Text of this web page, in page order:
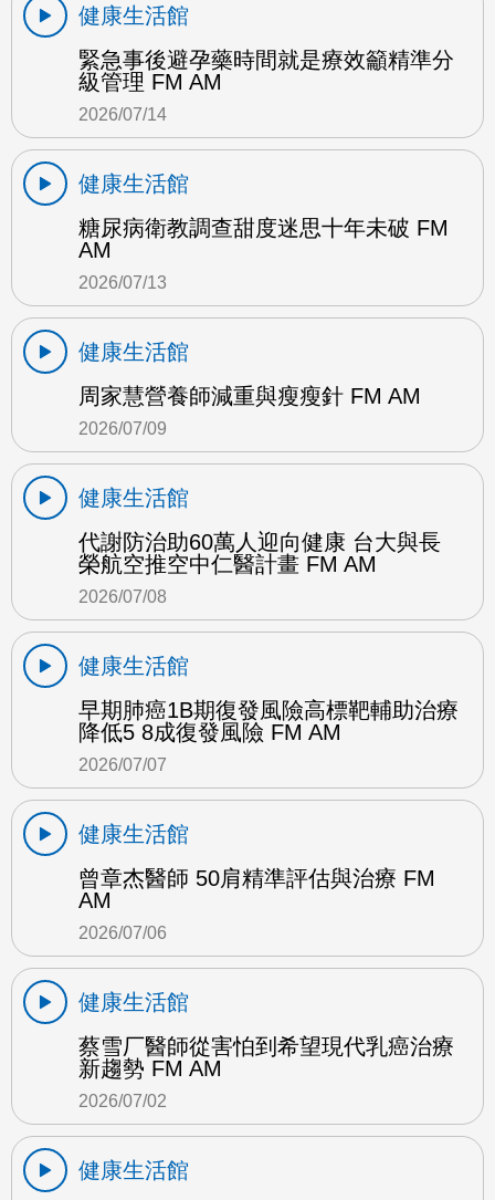
健康生活館
緊急事後避孕藥時間就是療效籲精準分
級管理 FM AM
2026/07/14
健康生活館
糖尿病衛教調查甜度迷思十年未破 FM
AM
2026/07/13
健康生活館
周家慧營養師減重與瘦瘦針 FM AM
2026/07/09
健康生活館
代謝防治助60萬人迎向健康 台大與長
榮航空推空中仁醫計畫 FM AM
2026/07/08
健康生活館
早期肺癌1B期復發風險高標靶輔助治療
降低5 8成復發風險 FM AM
2026/07/07
健康生活館
曾章杰醫師 50肩精準評估與治療 FM
AM
2026/07/06
健康生活館
蔡雪厂醫師從害怕到希望現代乳癌治療
新趨勢 FM AM
2026/07/02
健康生活館